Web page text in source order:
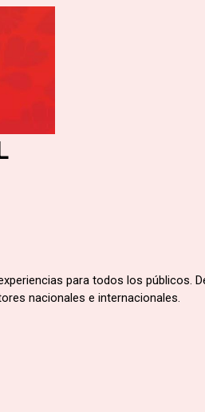
para todos los públicos.
nacionales e internacionales.